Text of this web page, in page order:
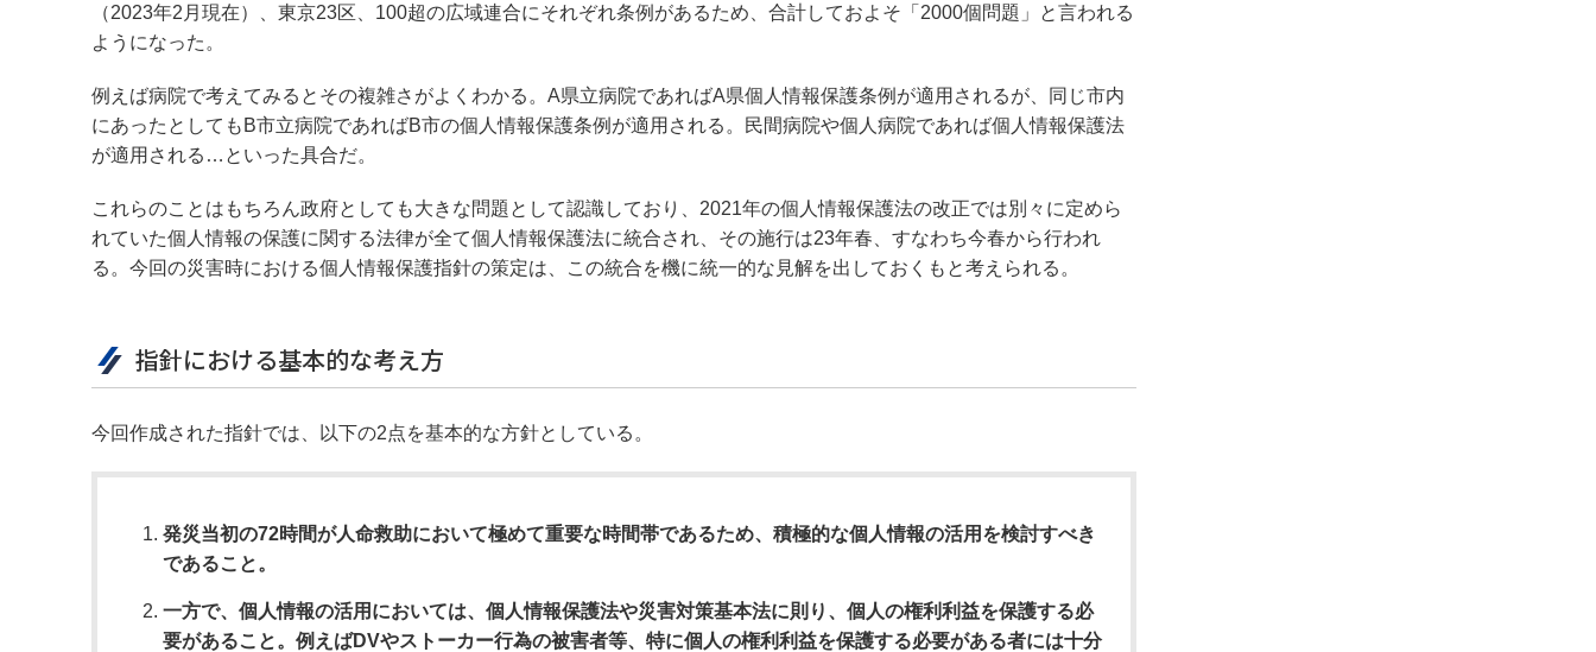
（2023年2月現在）、東京23区、100超の広域連合にそれぞれ条例があるため、合計しておよそ「2000個問題」と言われる
ようになった。
例えば病院で考えてみるとその複雑さがよくわかる。A県立病院であればA県個人情報保護条例が適用されるが、同じ市内
にあったとしてもB市立病院であればB市の個人情報保護条例が適用される。民間病院や個人病院であれば個人情報保護法
が適用される…といった具合だ。
これらのことはもちろん政府としても大きな問題として認識しており、2021年の個人情報保護法の改正では別々に定めら
れていた個人情報の保護に関する法律が全て個人情報保護法に統合され、その施行は23年春、すなわち今春から行われ
る。今回の災害時における個人情報保護指針の策定は、この統合を機に統一的な見解を出しておくもと考えられる。
指針における基本的な考え方
今回作成された指針では、以下の2点を基本的な方針としている。
発災当初の72時間が人命救助において極めて重要な時間帯であるため、積極的な個人情報の活用を検討すべき
であること。
一方で、個人情報の活用においては、個人情報保護法や災害対策基本法に則り、個人の権利利益を保護する必
要があること。例えばDVやストーカー行為の被害者等、特に個人の権利利益を保護する必要がある者には十分